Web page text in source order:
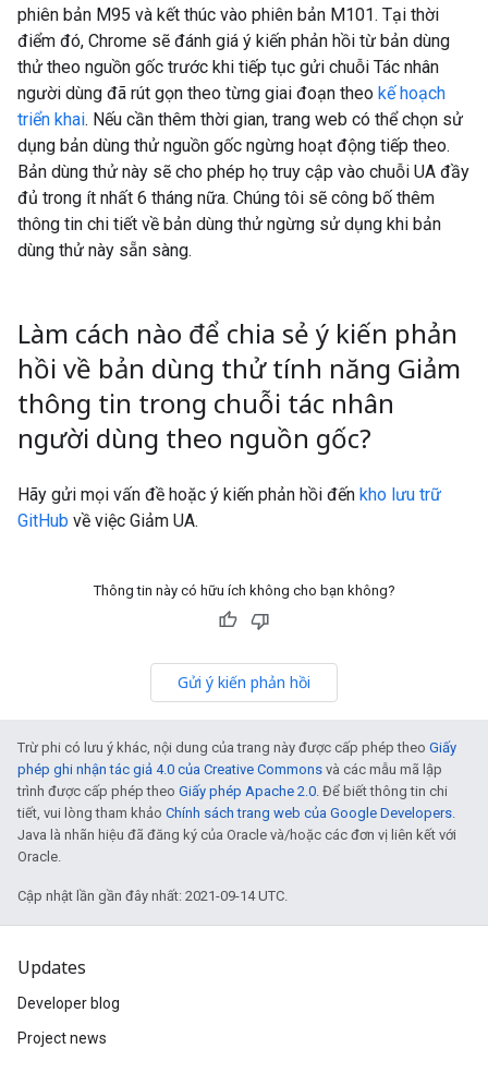
phiên bản M95 và kết thúc vào phiên bản M101. Tại thời
điểm đó, Chrome sẽ đánh giá ý kiến phản hồi từ bản dùng
thử theo nguồn gốc trước khi tiếp tục gửi chuỗi Tác nhân
người dùng đã rút gọn theo từng giai đoạn theo kế hoạch
triển khai. Nếu cần thêm thời gian, trang web có thể chọn sử
dụng bản dùng thử nguồn gốc ngừng hoạt động tiếp theo.
Bản dùng thử này sẽ cho phép họ truy cập vào chuỗi UA đầy
đủ trong ít nhất 6 tháng nữa. Chúng tôi sẽ công bố thêm
thông tin chi tiết về bản dùng thử ngừng sử dụng khi bản
dùng thử này sẵn sàng.
Làm cách nào để chia sẻ ý kiến phản
hồi về bản dùng thử tính năng Giảm
thông tin trong chuỗi tác nhân
người dùng theo nguồn gốc?
Hãy gửi mọi vấn đề hoặc ý kiến phản hồi đến kho lưu trữ
GitHub về việc Giảm UA.
Thông tin này có hữu ích không cho bạn không?
Gửi ý kiến phản hồi
Trừ phi có lưu ý khác, nội dung của trang này được cấp phép theo Giấy
phép ghi nhận tác giả 4.0 của Creative Commons và các mẫu mã lập
trình được cấp phép theo Giấy phép Apache 2.0 . Để biết thông tin chi
tiết, vui lòng tham khảo Chính sách trang web của Google Developers
Java là nhãn hiệu đã đăng ký của Oracle và/hoặc các đơn vị liên kết với
Oracle.
Cập nhật lần gần đây nhất: 2021-09-14 UTC.
Updates
Developer blog
Project news